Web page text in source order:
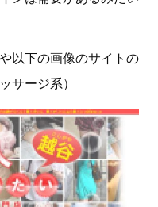
以下の画像のサイトの
サージ系）